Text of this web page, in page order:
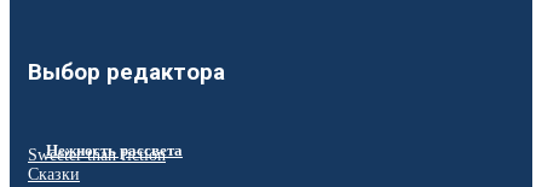
Выбор редактора
Нежность рассвета
Sweeter than fiction
Сказки